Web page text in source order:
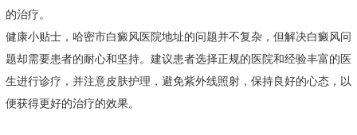
的治疗。
健康小贴士，哈密市白癜风医院地址的问题并不复杂，但解决白癜风问
题却需要患者的耐心和坚持。建议患者选择正规的医院和经验丰富的医
生进行诊疗，并注意皮肤护理，避免紫外线照射，保持良好的心态，以
便获得更好的治疗的效果。